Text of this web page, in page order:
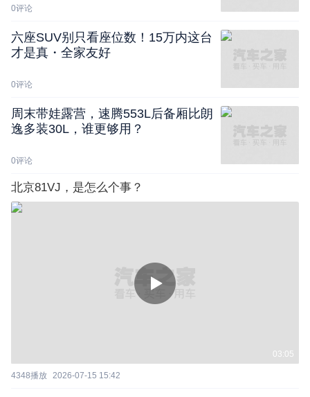
0评论
六座SUV别只看座位数！15万内这台
才是真・全家友好
0评论
周末带娃露营，速腾553L后备厢比朗
逸多装30L，谁更够用？
0评论
北京81VJ，是怎么个事？
03:05
4348播放 2026-07-15 15:42